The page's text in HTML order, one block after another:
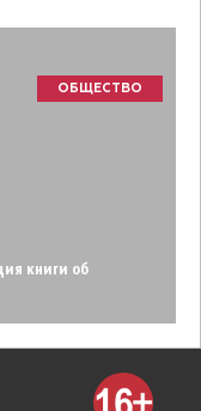
ОБЩЕСТВО
книги об